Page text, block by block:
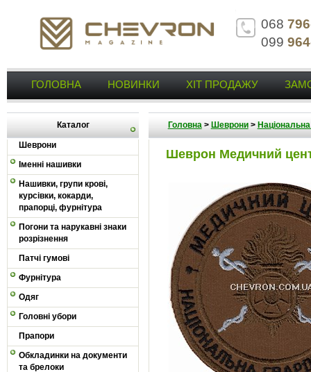
068
099
ГОЛОВНА НОВИНКИ ХІТ ПРОДАЖУ
Каталог
Шеврони
Іменні нашивки
Нашивки, групи крові,
курсівки, кокарди,
прапорці, фурнітура
Погони та нарукавні знаки
розрізнення
Патчі гумові
Фурнітура
Одяг
Головні убори
Прапори
Обкладинки на документи
та брелоки
Головна> Шеврони>
Шеврон Медичний